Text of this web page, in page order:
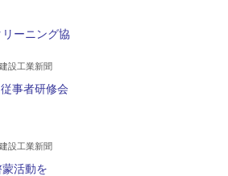
ーニング協
設工業新聞
事者研修会
設工業新聞
活動を